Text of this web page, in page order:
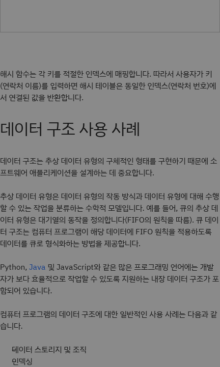
해시 함수는 각 키를 적절한 인덱스에 매핑합니다. 따라서 사용자가 키
(연락처 이름)를 입력하면 해시 테이블은 동일한 인덱스(연락처 번호)에
서 연결된 값을 반환합니다.
데이터 구조 사용 사례
데이터 구조는 추상 데이터 유형의 구체적인 형태를 구현하기 때문에 소
프트웨어 애플리케이션을 설계하는 데 중요합니다.
추상 데이터 유형은 데이터 유형의 작동 방식과 데이터 유형에 대해 수행
할 수 있는 작업을 분류하는 수학적 모델입니다. 예를 들어, 큐의 추상 데
이터 유형은 대기열의 동작을 정의합니다(FIFO의 원칙을 따름). 큐 데이
터 구조는 컴퓨터 프로그램이 해당 데이터에 FIFO 원칙을 적용하도록
데이터를 큐로 형식화하는 방법을 제공합니다.
Python, Java 및 JavaScript와 같은 많은 프로그래밍 언어에는 개발
자가 보다 효율적으로 작업할 수 있도록 지원하는 내장 데이터 구조가 포
함되어 있습니다.
컴퓨터 프로그램의 데이터 구조에 대한 일반적인 사용 사례는 다음과 같
습니다.
데이터 스토리지 및 조직
인덱싱